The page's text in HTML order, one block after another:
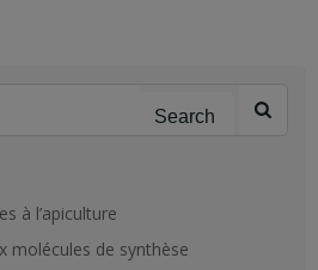
à l’apiculture
molécules de synthèse